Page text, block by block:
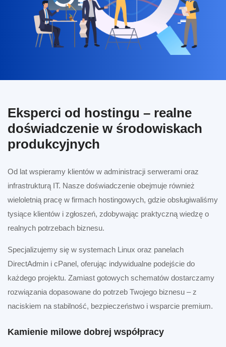
Eksperci od hostingu – realne
doświadczenie w środowiskach
produkcyjnych
Od lat wspieramy klientów w administracji serwerami oraz
infrastrukturą IT. Nasze doświadczenie obejmuje również
wieloletnią pracę w firmach hostingowych, gdzie obsługiwaliśmy
tysiące klientów i zgłoszeń, zdobywając praktyczną wiedzę o
realnych potrzebach biznesu.
Specjalizujemy się w systemach Linux oraz panelach
DirectAdmin i cPanel, oferując indywidualne podejście do
każdego projektu. Zamiast gotowych schematów dostarczamy
rozwiązania dopasowane do potrzeb Twojego biznesu – z
naciskiem na stabilność, bezpieczeństwo i wsparcie premium.
Kamienie milowe dobrej współpracy